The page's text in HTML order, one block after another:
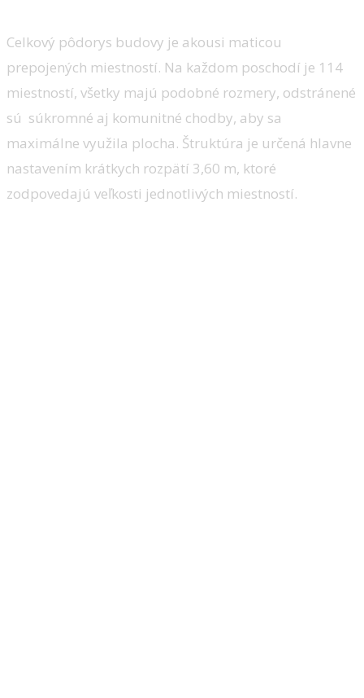
Celkový pôdorys budovy je akousi maticou
prepojených miestností. Na každom poschodí je 114
miestností, všetky majú podobné rozmery, odstránené
sú súkromné aj komunitné chodby, aby sa
maximálne využila plocha. Štruktúra je určená hlavne
nastavením krátkych rozpätí 3,60 m, ktoré
zodpovedajú veľkosti jednotlivých miestností.